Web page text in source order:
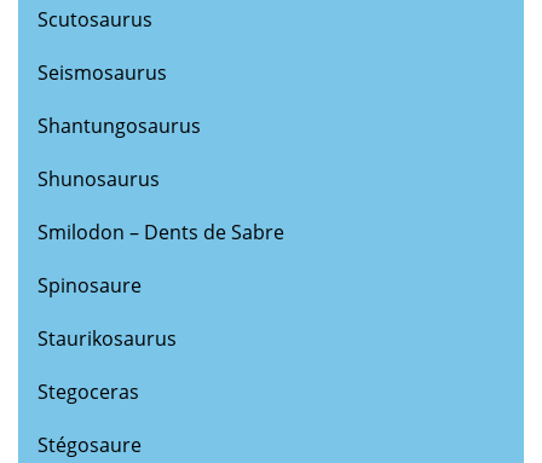
Scutosaurus
Seismosaurus
Shantungosaurus
Shunosaurus
Smilodon – Dents de Sabre
Spinosaure
Staurikosaurus
Stegoceras
Stégosaure